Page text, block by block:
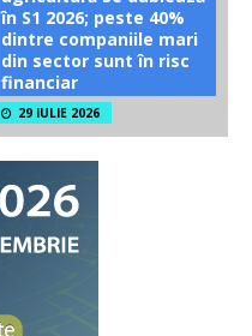
în S1 2026; peste 40%
dintre companiile mari
din sector sunt în risc
financiar
29 IULIE 2026